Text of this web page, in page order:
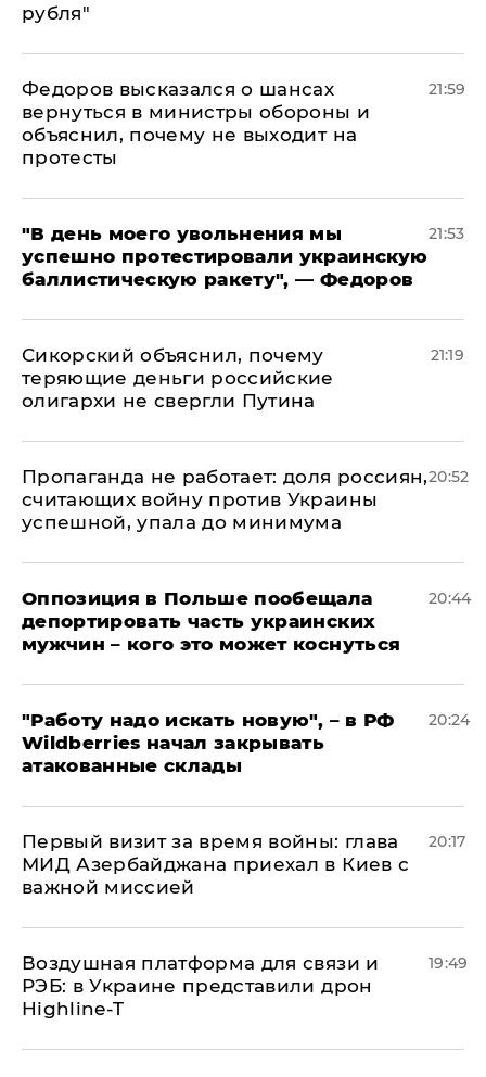
рубля"
Федоров высказался о шансах
вернуться в министры обороны и
объяснил, почему не выходит на
протесты
21:59
​"В день моего увольнения мы
успешно протестировали украинскую
баллистическую ракету", — Федоров
21:53
Сикорский объяснил, почему
теряющие деньги российские
олигархи не свергли Путина
21:19
​Пропаганда не работает: доля россиян,
считающих войну против Украины
успешной, упала до минимума
20:52
Оппозиция в Польше пообещала
депортировать часть украинских
мужчин – кого это может коснуться
20:44
"Работу надо искать новую", – в РФ
Wildberries начал закрывать
атакованные склады
20:24
Первый визит за время войны: глава
МИД Азербайджана приехал в Киев с
важной миссией
20:17
Воздушная платформа для связи и
РЭБ: в Украине представили дрон
Highline-T
19:49